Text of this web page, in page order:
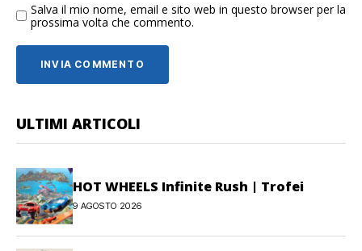
Salva il mio nome, email e sito web in questo browser per la
prossima volta che commento.
ULTIMI ARTICOLI
HOT WHEELS Infinite Rush | Trofei
9 AGOSTO 2026